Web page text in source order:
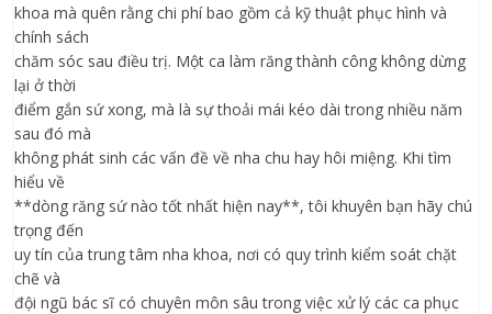
khoa mà quên rằng chi phí bao gồm cả kỹ thuật phục hình và
chính sách
chăm sóc sau điều trị. Một ca làm răng thành công không dừng
lại ở thời
điểm gắn sứ xong, mà là sự thoải mái kéo dài trong nhiều năm
sau đó mà
không phát sinh các vấn đề về nha chu hay hôi miệng. Khi tìm
hiểu về
**dòng răng sứ nào tốt nhất hiện nay**, tôi khuyên bạn hãy chú
trọng đến
uy tín của trung tâm nha khoa, nơi có quy trình kiểm soát chặt
chẽ và
đội ngũ bác sĩ có chuyên môn sâu trong việc xử lý các ca phục